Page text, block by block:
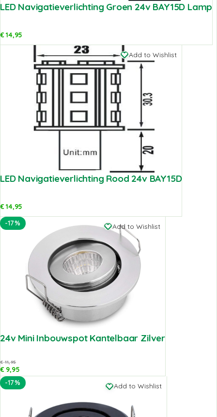
LED Navigatieverlichting Groen 24v BAY15D Lamp
€14,95
Add to Wishlist
LED Navigatieverlichting Rood 24v BAY15D
€14,95
-17%
Add to Wishlist
24v Mini Inbouwspot Kantelbaar Zilver
€11,95
€9,95
-17%
Add to Wishlist